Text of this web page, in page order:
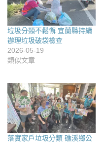
垃圾分類不鬆懈 宜蘭縣持續
辦理垃圾破袋檢查
2026-05-19
類似文章
落實家戶垃圾分類 礁溪鄉公